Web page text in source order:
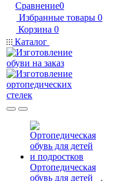
Сравнение0
Избранные товары 0
Корзина 0
Каталог
Ортопедическая
обувь для детей